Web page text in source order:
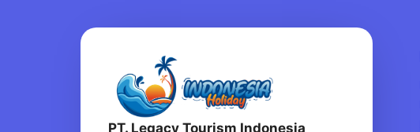
PT. Legacy Tourism Indonesia